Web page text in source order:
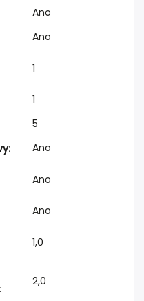
Ano
Ano
1
1
5
:
Ano
Ano
Ano
1,0
:
2,0